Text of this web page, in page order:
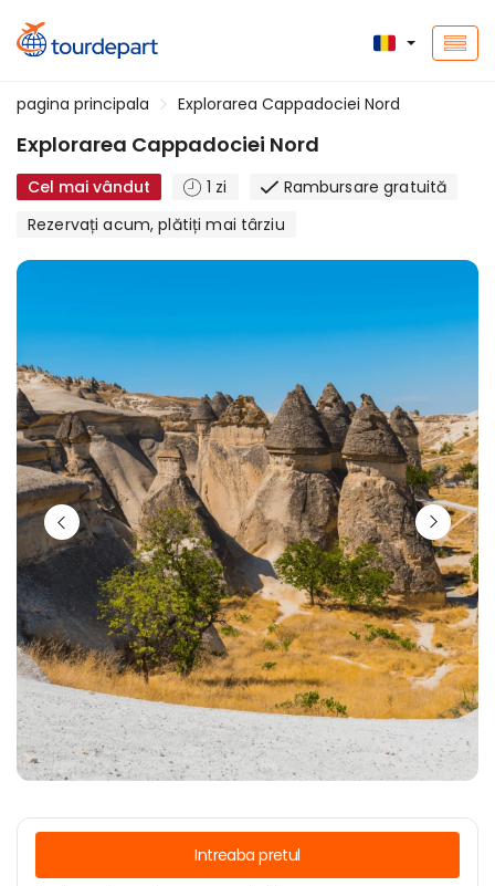
pagina principala Explorarea Cappadociei Nord
Explorarea Cappadociei Nord
Cel mai vândut 1 zi
Rambursare gratuită
Rezervați acum, plătiți mai târziu
Intreaba pretul